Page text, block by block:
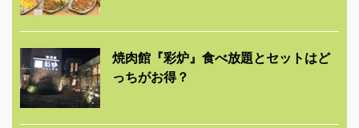
焼肉館『彩炉』食べ放題とセットはど
っちがお得？